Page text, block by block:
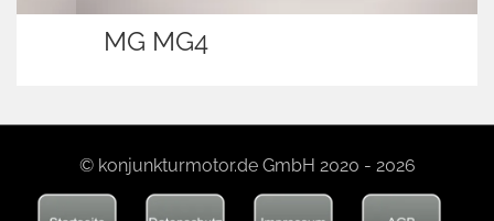
MG MG4
© konjunkturmotor.de GmbH 2020 - 2026